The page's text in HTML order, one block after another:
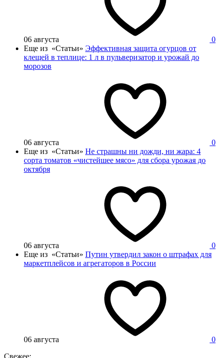
06 августа
0
Еще из «Статьи» Эффективная защита огурцов от
клещей в теплице: 1 л в пульверизатор и урожай до
морозов
06 августа
0
Еще из «Статьи» Не страшны ни дожди, ни жара: 4
сорта томатов «чистейшее мясо» для сбора урожая до
октября
06 августа
0
Еще из «Статьи» Путин утвердил закон о штрафах для
маркетплейсов и агрегаторов в России
06 августа
0
Свежее: